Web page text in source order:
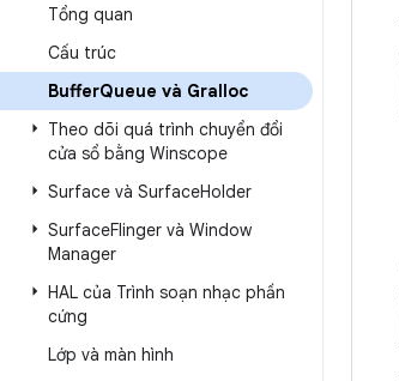
Tổng quan
Cấu trúc
BufferQueue và Gralloc
Theo dõi quá trình chuyển đổi
cửa sổ bằng Winscope
Surface và SurfaceHolder
SurfaceFlinger và Window
Manager
HAL của Trình soạn nhạc phần
cứng
Lớp và màn hình